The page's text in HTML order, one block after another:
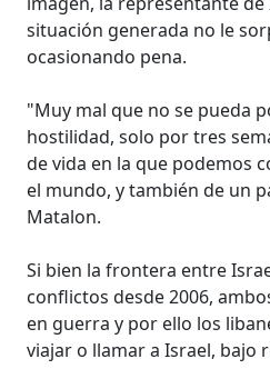
situación generada no le
ocasionando pena.
"Muy mal que no se pueda
hostilidad, solo por tres
de vida en la que podemos
el mundo, y también de un
Matalon.
Si bien la frontera entre
conflictos desde 2006,
en guerra y por ello los
viajar o llamar a Israel, bajo